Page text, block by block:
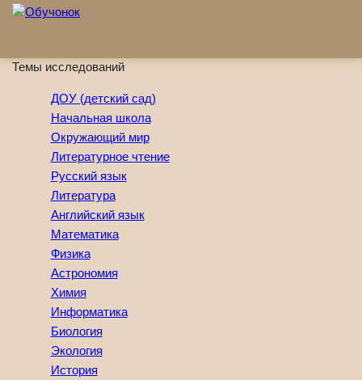
Перейти к основному содержанию
Темы исследований
ДОУ (детский сад)
Начальная школа
Окружающий мир
Литературное чтение
Русский язык
Литература
Английский язык
Математика
Физика
Астрономия
Химия
Информатика
Биология
Экология
История